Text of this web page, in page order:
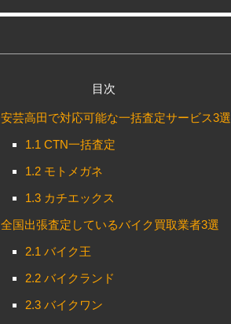
目次
安芸高田で対応可能な一括査定サービス3選
1.1CTN一括査定
1.2モトメガネ
1.3カチエックス
全国出張査定しているバイク買取業者3選
2.1バイク王
2.2バイクランド
2.3バイクワン